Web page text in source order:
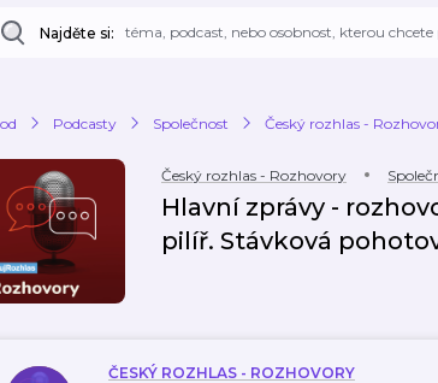
Najděte si:
Podcasty Společnost Český rozhlas -
Český rozhlas - Rozhovory
Hlavní zprávy -
pilíř. Stávková
ČESKÝ ROZHLAS - ROZHOVORY